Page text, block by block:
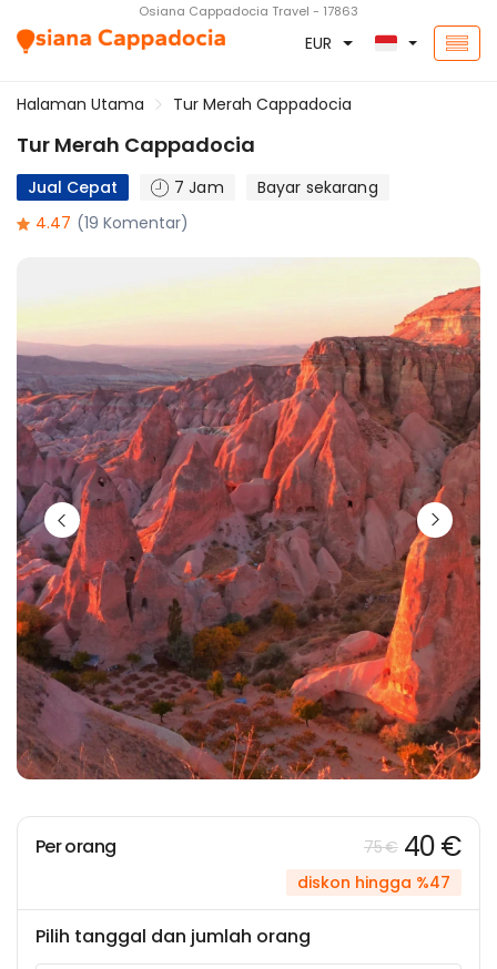
Osiana Cappadocia Travel - 17863
EUR
Halaman Utama Tur Merah Cappadocia
Tur Merah Cappadocia
Jual Cepat 7 Jam
Bayar sekarang
4.47 (19 Komentar)
Per orang 75 € 40 €
diskon hingga %47
Pilih tanggal dan jumlah orang